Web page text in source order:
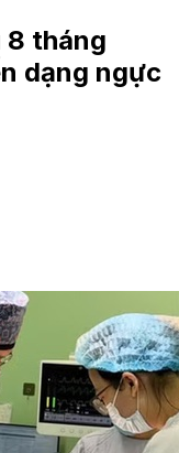
8 tháng
dạng ngực